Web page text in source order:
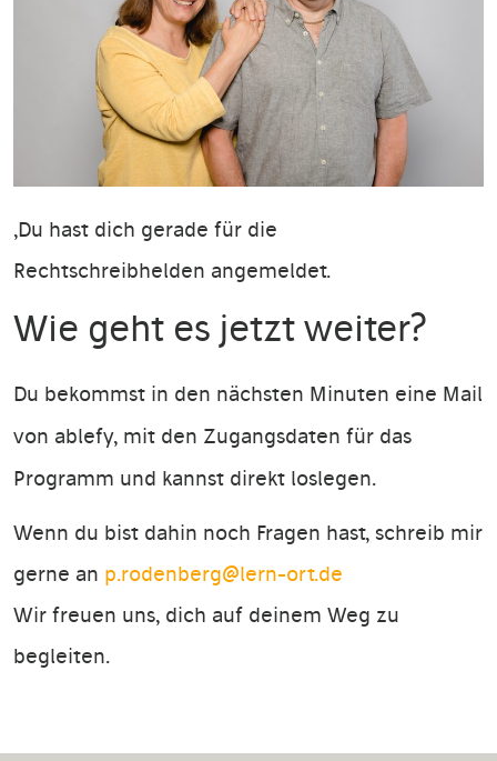
,Du hast dich gerade für die
Rechtschreibhelden angemeldet.
Wie geht es jetzt weiter?
Du bekommst in den nächsten Minuten eine Mail
von ablefy, mit den Zugangsdaten für das
Programm und kannst direkt loslegen.
Wenn du bist dahin noch Fragen hast, schreib mir
gerne an p.rodenberg@lern-ort.de
Wir freuen uns, dich auf deinem Weg zu
begleiten.